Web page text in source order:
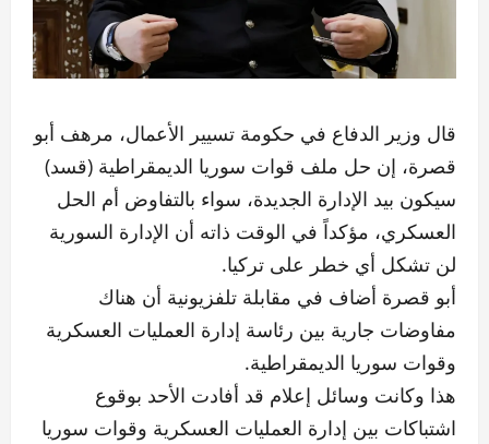
قال وزير الدفاع في حكومة تسيير الأعمال، مرهف أبو
قصرة، إن حل ملف قوات سوريا الديمقراطية (قسد)
سيكون بيد الإدارة الجديدة، سواء بالتفاوض أم الحل
العسكري، مؤكداً في الوقت ذاته أن الإدارة السورية
لن تشكل أي خطر على تركيا.
أبو قصرة أضاف في مقابلة تلفزيونية أن هناك
مفاوضات جارية بين رئاسة إدارة العمليات العسكرية
وقوات سوريا الديمقراطية.
هذا وكانت وسائل إعلام قد أفادت الأحد بوقوع
اشتباكات بين إدارة العمليات العسكرية وقوات سوريا